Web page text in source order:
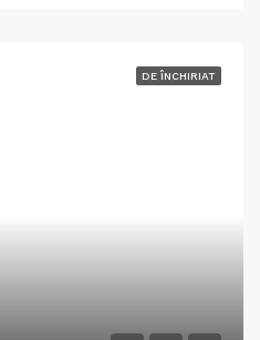
DE ÎNCHIRIAT